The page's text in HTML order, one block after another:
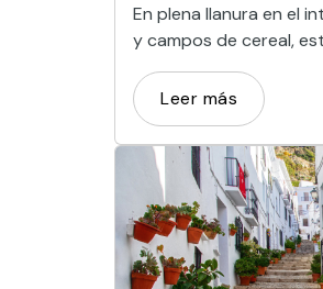
En plena llanura en el
y campos de cereal,
Piedra, uno de los más
el lugar donde se
flamencos rosas.
Leer más